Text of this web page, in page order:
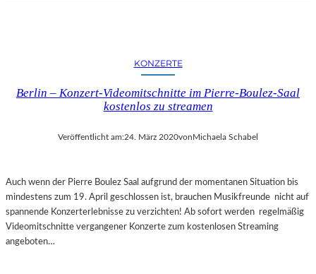
KONZERTE
Berlin – Konzert-Videomitschnitte im Pierre-Boulez-Saal
kostenlos zu streamen
Veröffentlicht am:24. März 2020vonMichaela Schabel
Auch wenn der Pierre Boulez Saal aufgrund der momentanen Situation bis
mindestens zum 19. April geschlossen ist, brauchen Musikfreunde nicht auf
spannende Konzerterlebnisse zu verzichten! Ab sofort werden regelmäßig
Videomitschnitte vergangener Konzerte zum kostenlosen Streaming
angeboten…